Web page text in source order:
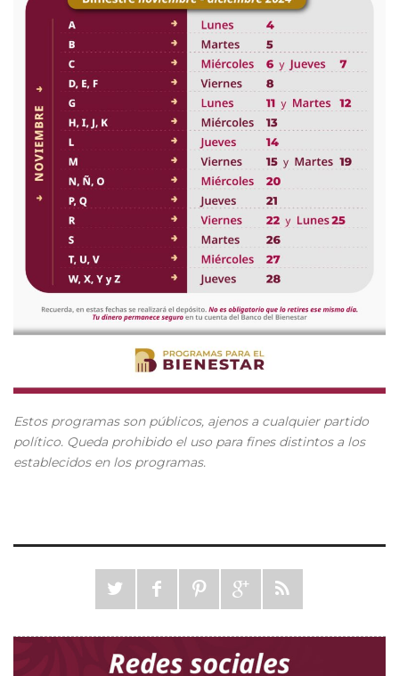
Estos programas son públicos, ajenos a cualquier partido
político. Queda prohibido el uso para fines distintos a los
establecidos en los programas.